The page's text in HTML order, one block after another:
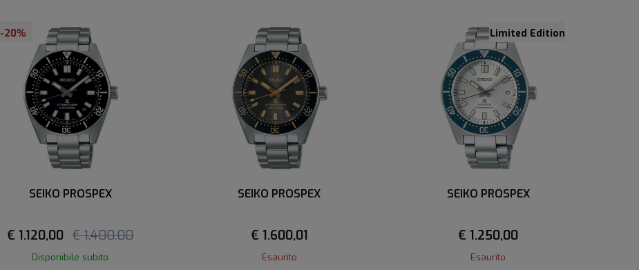
-20%
SEIKO PROSPEX
€ 1.120,00 € 1.400,00
Disponibile subito
SEIKO PROSPEX
€ 1.600,01
Esaurito
Limited Edition
SEIKO PROSPEX
€ 1.250,00
Esaurito